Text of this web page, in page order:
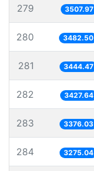
279 3507.97
280 3482.50
281 3444.47
282 3427.64
283 3376.03
284 3275.04